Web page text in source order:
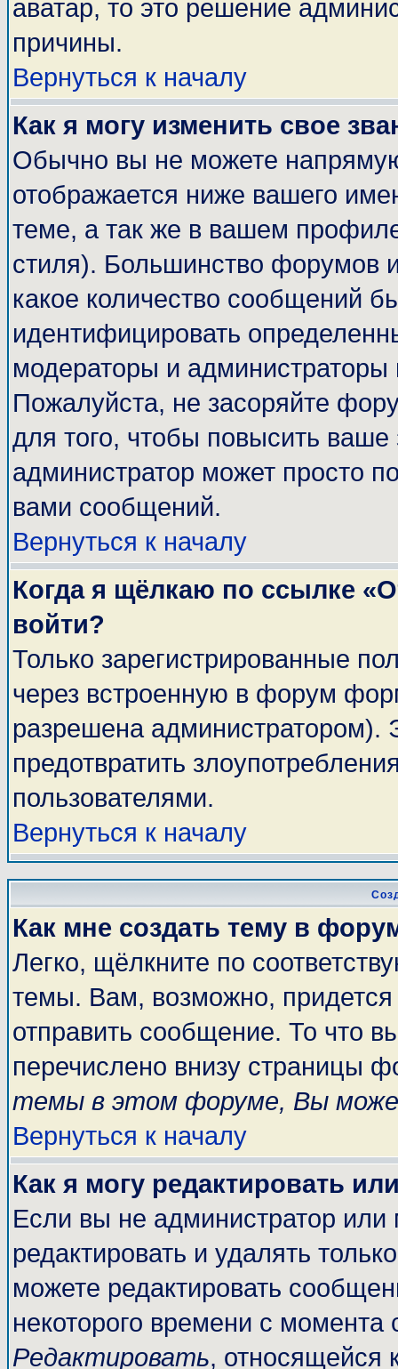
аватар, то это решение
причины.
Вернуться к началу
Как я могу изменить свое
Обычно вы не можете
отображается ниже вашего
теме, а так же в вашем
стиля). Большинство форумов
какое количество сообщений
идентифицировать
модераторы и администраторы
Пожалуйста, не засоряйте
для того, чтобы повысить
администратор может просто
вами сообщений.
Вернуться к началу
Когда я щёлкаю по ссылке
войти?
Только зарегистрированные
через встроенную в форум
разрешена администратором).
предотвратить
пользователями.
Вернуться к началу
Как мне создать тему в
Легко, щёлкните по
темы. Вам, возможно, придется
отправить сообщение. То что
перечислено внизу страницы
темы в этом форуме, Вы
Вернуться к началу
Как я могу редактировать
Если вы не администратор
редактировать и удалять
можете редактировать
некоторого времени с
Редактировать, относящейся